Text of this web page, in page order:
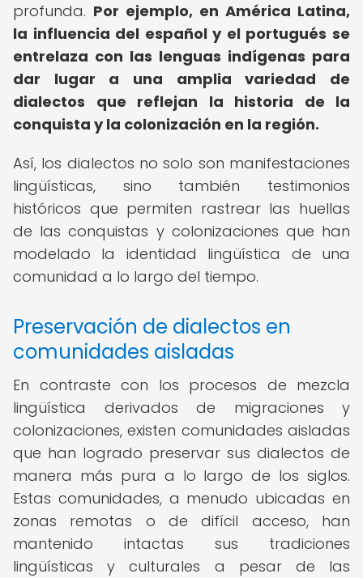
profunda. Por ejemplo, en América Latina,
la influencia del español y el portugués se
entrelaza con las lenguas indígenas para
dar lugar a una amplia variedad de
dialectos que reflejan la historia de la
conquista y la colonización en la región.
Así, los dialectos no solo son manifestaciones
lingüísticas, sino también testimonios
históricos que permiten rastrear las huellas
de las conquistas y colonizaciones que han
modelado la identidad lingüística de una
comunidad a lo largo del tiempo.
Preservación de dialectos en
comunidades aisladas
En contraste con los procesos de mezcla
lingüística derivados de migraciones y
colonizaciones, existen comunidades aisladas
que han logrado preservar sus dialectos de
manera más pura a lo largo de los siglos.
Estas comunidades, a menudo ubicadas en
zonas remotas o de difícil acceso, han
mantenido intactas sus tradiciones
lingüísticas y culturales a pesar de las